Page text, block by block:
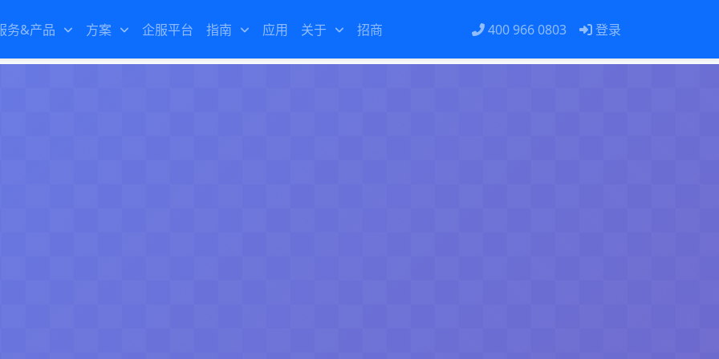
务&产品 方案 企服平台 指南 应用 关于 招商 400 966 0803 登录